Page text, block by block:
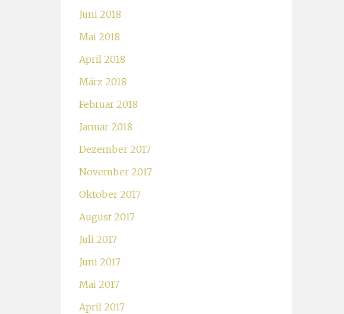
Juni 2018
Mai 2018
April 2018
März 2018
Februar 2018
Januar 2018
Dezember 2017
November 2017
Oktober 2017
August 2017
Juli 2017
Juni 2017
Mai 2017
April 2017